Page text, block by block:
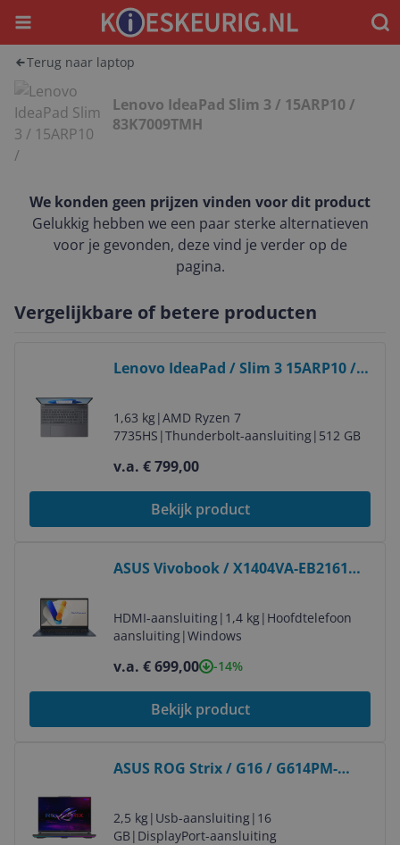
Menu
Terug naar laptop
Lenovo IdeaPad Slim 3 / 15ARP10 /
83K7009TMH
We konden geen prijzen vinden voor dit product
Gelukkig hebben we een paar sterke alternatieven
voor je gevonden, deze vind je verder op de
pagina.
Vergelijkbare of betere producten
Lenovo IdeaPad / Slim 3 15ARP10 /
1,63 kg|AMD Ryzen 7
7735HS |Thunderbolt-aansluiting| 512 GB
v.a. € 799,00
Bekijk product
ASUS Vivobook / X1404VA-EB2161W
HDMI-aansluiting| 1,4 kg| Hoofdtelefoon
aansluiting|Windows
v.a. € 699,00 -14%
Bekijk product
ASUS ROG Strix / G16 / G614PM-
2,5 kg| Usb-aansluiting| 16
GB| DisplayPort-aansluiting